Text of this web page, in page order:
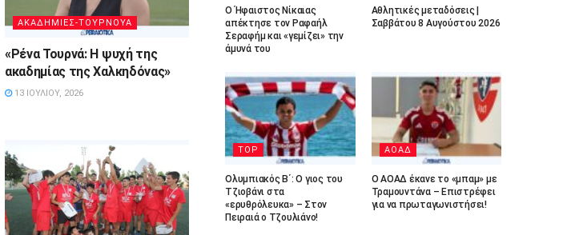
ΑΚΑΔΗΜΙΕΣ-ΤΟΥΡΝΟΥΑ
«Ρένα Τουρνά: Η ψυχή της
ακαδημίας της Χαλκηδόνας»
13 ΙΟΥΛΊΟΥ, 2026
Ο Ήφαιστος Νίκαιας
απέκτησε τον Ραφαήλ
Σεραφήμ και «γεμίζει» την
άμυνά του
Αθλητικές μεταδόσεις |
Σαββάτου 8 Αυγούστου 2026
TOP
Ολυμπιακός Β΄: Ο γιος του
Τζιοβάνι στα
«ερυθρόλευκα» – Στον
Πειραιά ο Τζουλιάνο!
ΑΟΑΔ
Ο ΑΟΑΔ έκανε το «μπαμ» με
Τραμουντάνα – Επιστρέφει
για να πρωταγωνιστήσει!